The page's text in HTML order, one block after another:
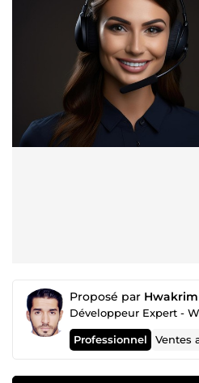
Proposé par Hwakrim
Professionnel Ventes